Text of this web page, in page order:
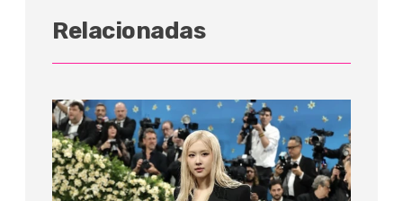
Relacionadas